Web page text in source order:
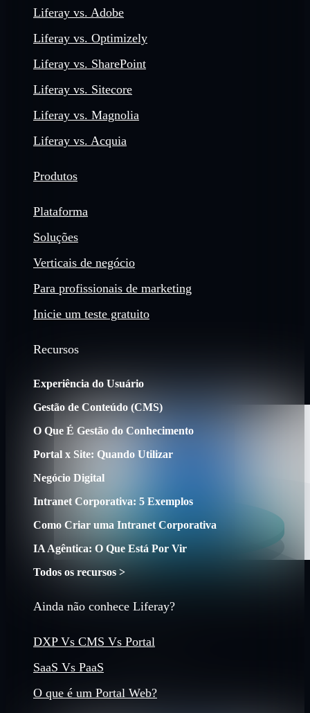
Liferay vs. Adobe
Liferay vs. Optimizely
Liferay vs. SharePoint
Liferay vs. Sitecore
Liferay vs. Magnolia
Liferay vs. Acquia
Produtos
Plataforma
Soluções
Verticais de negócio
Para profissionais de marketing
Inicie um teste gratuito
Recursos
Experiência do Usuário
Gestão de Conteúdo (CMS)
O Que É Gestão do Conhecimento
Portal x Site: Quando Utilizar
Negócio Digital
Intranet Corporativa: 5 Exemplos
Como Criar uma Intranet Corporativa
IA Agêntica: O Que Está Por Vir
Todos os recursos >
Ainda não conhece Liferay?
DXP Vs CMS Vs Portal
SaaS Vs PaaS
O que é um Portal Web?